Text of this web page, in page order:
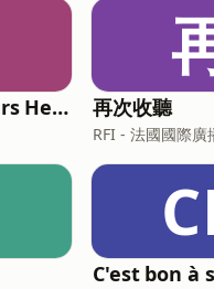
Les Investisseurs Heureux : le podcast sans langue de bois 再次收聽
RFI - 法國國際廣
C'est bon à